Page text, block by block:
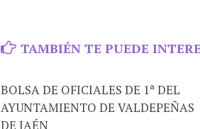
TAMBIÉN TE PUEDE
BOLSA DE OFICIALES DE 1ª DEL
AYUNTAMIENTO DE VALDEPEÑAS
DE JAÉN